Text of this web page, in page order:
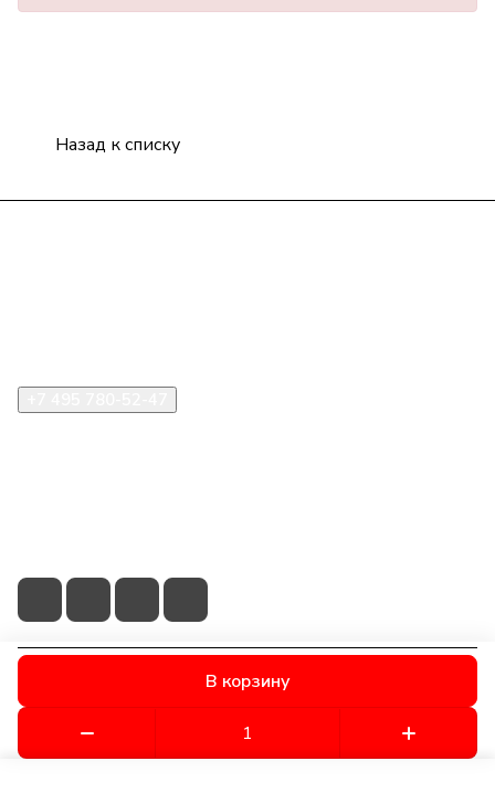
В корзину
Назад к списку
© 2026 © S.T.I. Dent - Яркие решения